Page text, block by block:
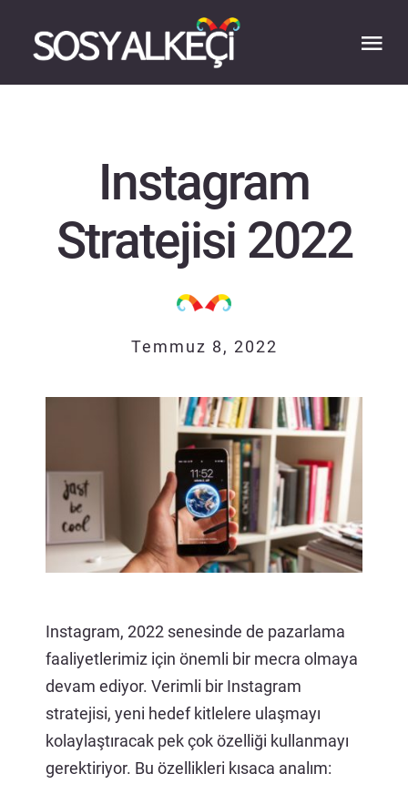
content
UZMANLIĞIMIZ
Instagram
Stratejisi 2022
Temmuz 8, 2022
Instagram, 2022 senesinde de pazarlama
faaliyetlerimiz için önemli bir mecra olmaya
devam ediyor. Verimli bir Instagram
stratejisi, yeni hedef kitlelere ulaşmayı
kolaylaştıracak pek çok özelliği kullanmayı
gerektiriyor. Bu özellikleri kısaca analım: